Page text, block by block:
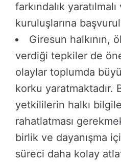
farkındalık
kuruluşlarına
Giresun halkının,
verdiği tepkiler de
olaylar toplumda
korku yaratmaktadır.
yetkililerin halkı
rahatlatması
birlik ve dayanışma
süreci daha kolay